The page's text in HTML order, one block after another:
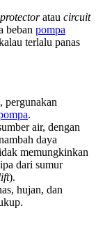
atau circuit
beban pompa
terlalu panas
pergunakan
.
air, dengan
daya
memungkinkan
dari sumur
).
hujan, dan